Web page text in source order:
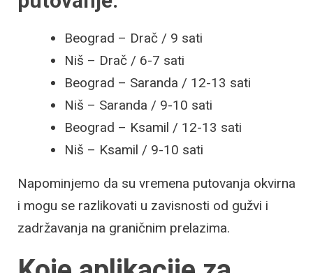
Beograd – Drač / 9 sati
Niš – Drač / 6-7 sati
Beograd – Saranda / 12-13 sati
Niš – Saranda / 9-10 sati
Beograd – Ksamil / 12-13 sati
Niš – Ksamil / 9-10 sati
Napominjemo da su vremena putovanja okvirna
i mogu se razlikovati u zavisnosti od gužvi i
zadržavanja na graničnim prelazima.